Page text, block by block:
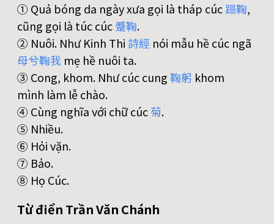
① Quả bóng da ngày xưa gọi là tháp cúc蹋鞠,
cũng gọi là túc cúc蹙鞠.
② Nuôi. Như Kinh Thi 詩經 nói mẫu hề cúc ngã
母兮鞠我 mẹ hề nuôi ta.
③ Cong, khom. Như cúc cung鞠躬 khom
mình làm lễ chào.
④ Cùng nghĩa với chữ cúc菊.
⑤ Nhiều.
⑥ Hỏi vặn.
⑦ Bảo.
⑧ Họ Cúc.
Từ điển Trần Văn Chánh